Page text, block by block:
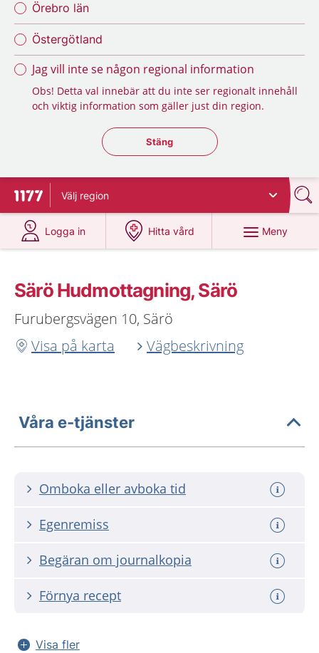
Örebro län
Östergötland
Jag vill inte se någon regional information
Obs! Detta val innebär att du inte ser regionalt innehåll
och viktig information som gäller just din region.
Stäng regionsväljaren
Stäng
Till startsidan för 1177
Välj region
Logga in
på 1177.se
Hitta vård
på 1177.se
Meny
Särö Hudmottagning, Särö
Furubergsvägen 10, Särö
Visa på karta
Vägbeskrivning
Våra e-tjänster
Omboka eller avboka tid
Egenremiss
Begäran om journalkopia
Förnya recept
Visa fler